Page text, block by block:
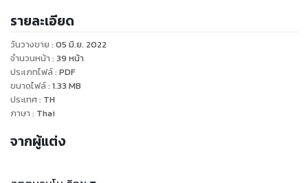
รายละเอียด
วันวางขาย : 05 มิ.ย. 2022
จำนวนหน้า : 39 หน้า
ประเภทไฟล์: PDF
ขนาดไฟล์: 1.33 MB
ประเทศ: TH
ภาษา : Thai
จากผู้แต่ง